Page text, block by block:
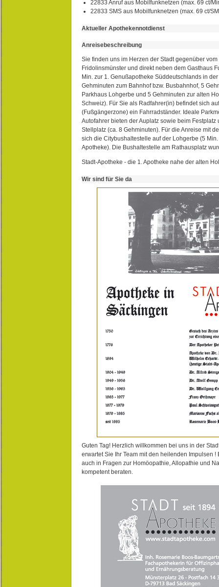
22833 Anruf aus Mobilfunknetzen (max. 69 ct/
22833 SMS aus Mobilfunknetzen (max. 69 ct/
Aktueller Apothekennotdienst
Anreisebeschreibung
Sie finden uns im Herzen der Stadt gegenüber
Fridolinsmünster und direkt neben dem Gasthaus
Min. zur 1. Genußapotheke Süddeutschlands in
Gehminuten zum Bahnhof bzw. Busbahnhof, 5
Parkhaus Lohgerbe und 5 Gehminuten zur alten
Schweiz). Für Sie als Radfahrer(in) befindet sich
(Fußgängerzone) ein Fahrradständer. Ideale
Autofahrer bieten der Auplatz sowie beim Festplatz
Stellplatz (ca. 8 Gehminuten). Für die Anreise mit
sich die Citybushaltestelle auf der Lohgerbe (5
Apotheke). Die Bushaltestelle am Rathausplatz
Stadt-Apotheke - die 1. Apotheke nahe der alten
Wir sind für Sie da
Guten Tag! Herzlich willkommen bei uns in der
erwartet Sie Ihr Team mit den heilenden Impulsen !
auch in Fragen zur Homöopathie, Allopathie und
kompetent beraten.